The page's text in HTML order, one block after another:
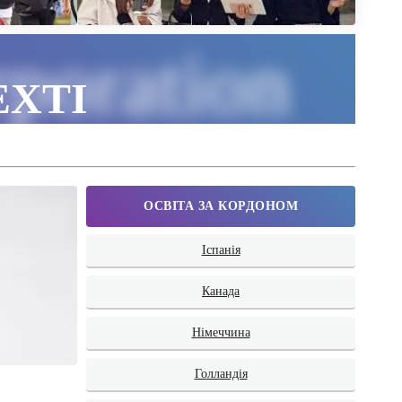
ОСВІТА ЗА КОРДОНОМ
Іспанія
Канада
Німеччина
Голландія